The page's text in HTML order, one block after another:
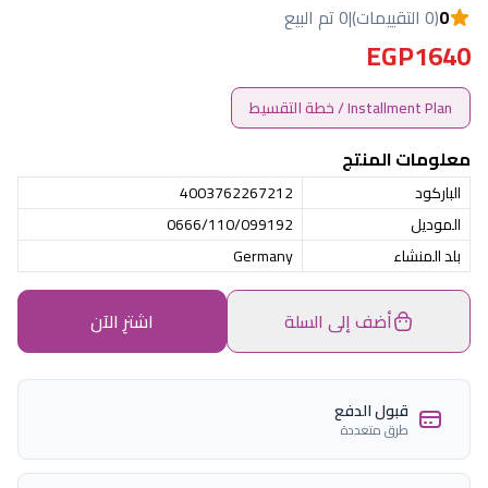
0(0 التقييمات) |0 تم البيع
EGP1640
Installment Plan / خطة التقسيط
معلومات المنتج
الباركود
4003762267212
الموديل
0666/110/099192
بلد المنشاء
Germany
أضف إلى السلة اشترِ الآن
قبول الدفع
طرق متعددة